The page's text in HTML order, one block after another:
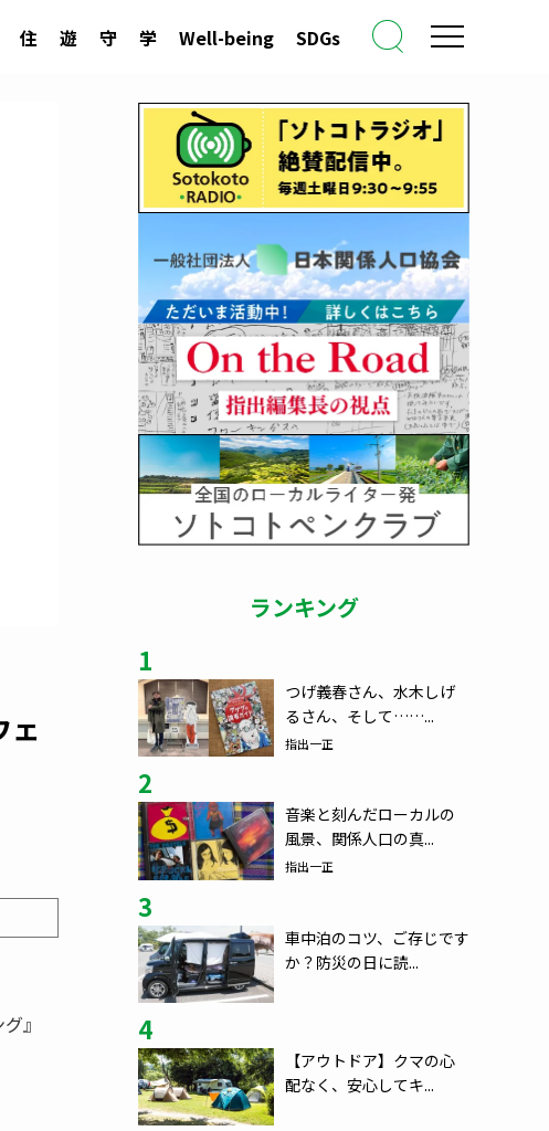
住 遊 守 学 Well-being SDGs
ェ
』
ランキング
1
つげ義春さん、水木しげ
るさん、そして……...
指出一正
2
音楽と刻んだローカルの
風景、関係人口の真...
指出一正
3
車中泊のコツ、ご存じです
か？防災の日に読...
4
【アウトドア】クマの心
配なく、安心してキ...